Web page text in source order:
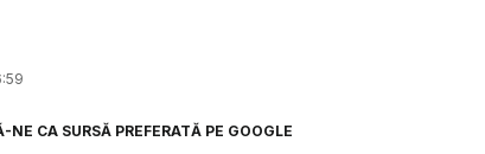
NE CA SURSĂ PREFERATĂ PE GOOGLE